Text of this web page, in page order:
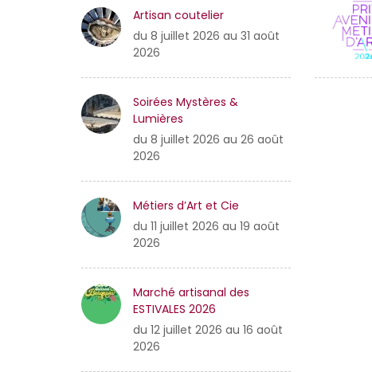
Artisan coutelier
du 8 juillet 2026 au 31 août
2026
Soirées Mystères &
Lumières
du 8 juillet 2026 au 26 août
2026
Métiers d’Art et Cie
du 11 juillet 2026 au 19 août
2026
Marché artisanal des
ESTIVALES 2026
du 12 juillet 2026 au 16 août
2026